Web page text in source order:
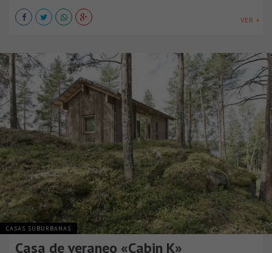
VER +
CASAS SUBURBANAS
Casa de veraneo «Cabin K»